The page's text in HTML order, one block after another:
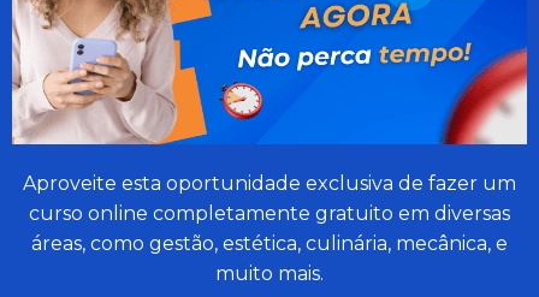
Aproveite esta oportunidade exclusiva de fazer um
curso online completamente gratuito em diversas
áreas, como gestão, estética, culinária, mecânica, e
muito mais.